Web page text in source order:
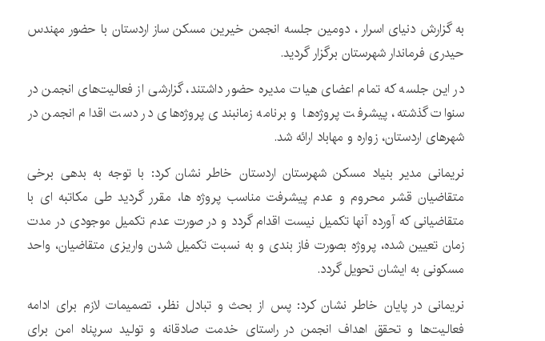
به گزارش دنیای اسرار ، دومین جلسه انجمن خیرین مسکن ساز اردستان با حضور مهندس
حیدری فرماندار شهرستان برگزار گردید.
در این جلسه که تمام اعضای هیات مدیره حضور داشتند، گزارشی از فعالیت‌های انجمن در
سنوات گذشته، پیشرفت پروژه‌ها و برنامه زمانبندی پروژه‌های در دست اقدام انجمن در
شهرهای اردستان، زواره و مهاباد ارائه شد.
نریمانی مدیر بنیاد مسکن شهرستان اردستان خاطر نشان کرد: با توجه به بدهی برخی
متقاضیان قشر محروم و عدم پیشرفت مناسب پروژه ها، مقرر گردید طی مکاتبه ای با
متقاضیانی که آورده آنها تکمیل نیست اقدام گردد و در صورت عدم تکمیل موجودی در مدت
زمان تعیین شده، پروژه بصورت فاز بندی و به نسبت تکمیل شدن واریزی متقاضیان، واحد
مسکونی به ایشان تحویل گردد.
نریمانی در پایان خاطر نشان کرد: پس از بحث و تبادل نظر، تصمیمات لازم برای ادامه
فعالیت‌ها و تحقق اهداف انجمن در راستای خدمت صادقانه و تولید سرپناه امن برای